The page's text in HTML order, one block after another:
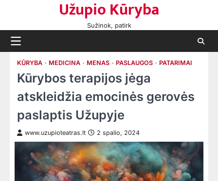
content
Užupio Kūryba
Sužinok, patirk
KŪRYBA MEDICINA MENAS PASLAUGOS PATARIMAI
Kūrybos terapijos jėga
atskleidžia emocinės gerovės
paslaptis Užupyje
www.uzupioteatras.lt 2 spalio, 2024